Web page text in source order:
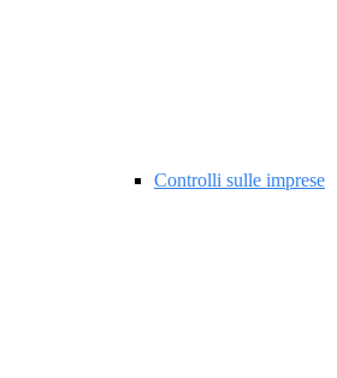
Controlli sulle imprese